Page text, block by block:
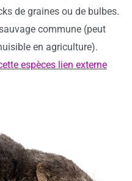
de graines ou de bulbes.
commune (peut
en agriculture).
espèces lien externe